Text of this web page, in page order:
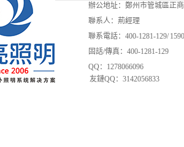
辦公地址：鄭州市管城區正
聯系人：荊經理
聯系電話：400-1281-129/
固話/傳真：400-1281-129
QQ：1278066096
友鏈QQ：3142056833